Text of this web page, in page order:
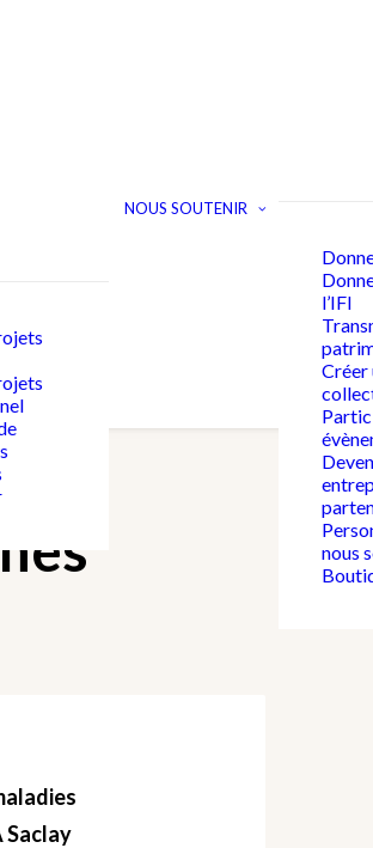
NOUS SOUTENIR
l’IFI
Créer
nous
Saclay